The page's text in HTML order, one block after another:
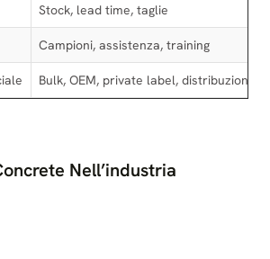
Stock, lead time, taglie
Campioni, assistenza, training
Bulk, OEM, private label, distribuzione
Nell’industria